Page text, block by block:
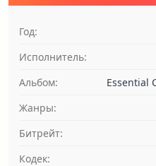
Год:
Исполнитель:
Альбом:
Essential
Жанры:
Битрейт:
Кодек: